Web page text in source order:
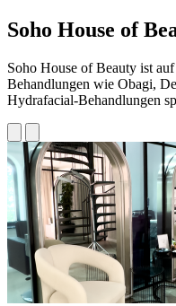
Soho House of
Soho House of Beauty ist
Behandlungen wie Obagi,
Hydrafacial-Behandlungen